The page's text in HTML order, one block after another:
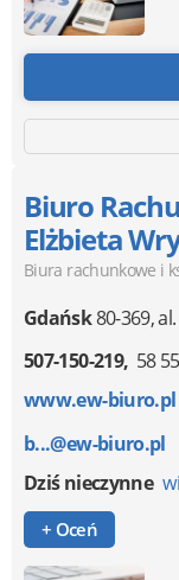
Biuro
Elżbieta
Biura rachunkowe i
Gdańsk80-369,
507-150-219 58
www.ew-biuro.pl
b...@ew-biuro.pl
Dziś nieczynne
+ Oceń